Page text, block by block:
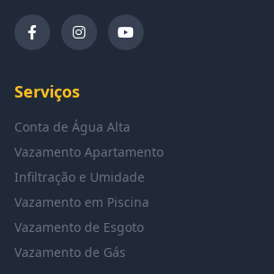
Serviços
Conta de Água Alta
Vazamento Apartamento
Infiltração e Umidade
Vazamento em Piscina
Vazamento de Esgoto
Vazamento de Gás